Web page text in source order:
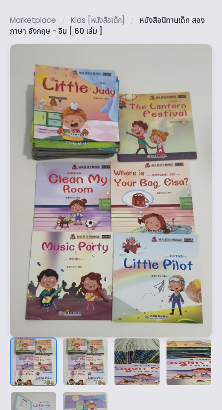
Marketplace / Kids [หนังสือเด็ก] /
หนังสือนิทานเด็ก สอง
ภาษา อังกฤษ - จีน [ 60 เล่ม ]